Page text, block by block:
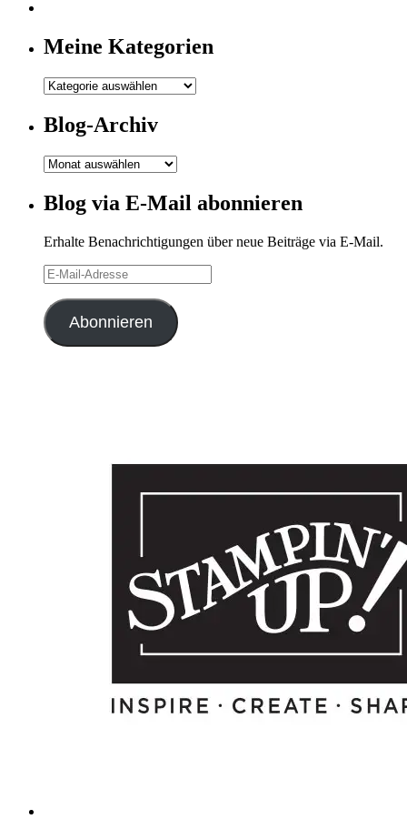
Meine Kategorien
Meine
Blog-Archiv
Blog-
Blog via E-Mail abonnieren
Erhalte Benachrichtigungen über neue Beiträge via E-Mail.
E-
Mail-
Adresse
Abonnieren